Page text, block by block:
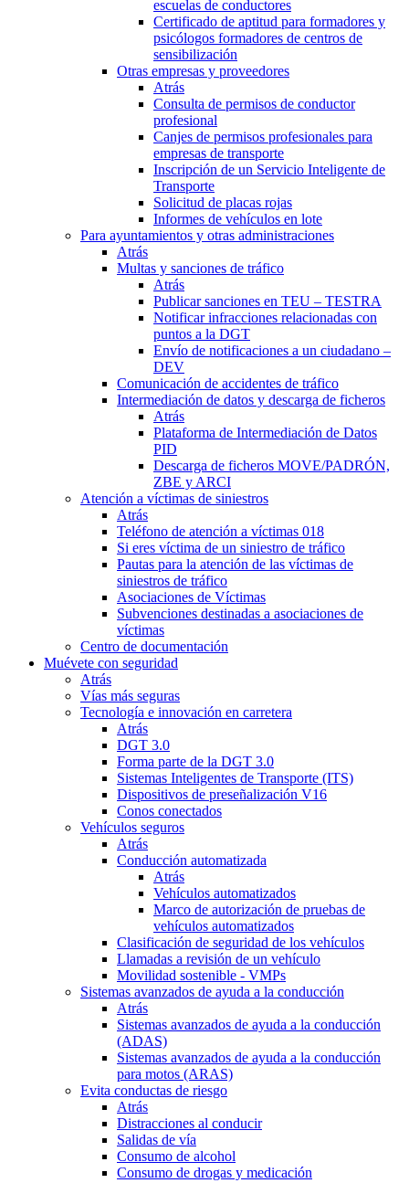
escuelas de conductores
Certificado de aptitud para formadores y
psicólogos formadores de centros de
sensibilización
Otras empresas y proveedores
Atrás
Consulta de permisos de conductor
profesional
Canjes de permisos profesionales para
empresas de transporte
Inscripción de un Servicio Inteligente de
Transporte
Solicitud de placas rojas
Informes de vehículos en lote
Para ayuntamientos y otras administraciones
Atrás
Multas y sanciones de tráfico
Atrás
Publicar sanciones en TEU – TESTRA
Notificar infracciones relacionadas con
puntos a la DGT
Envío de notificaciones a un ciudadano –
DEV
Comunicación de accidentes de tráfico
Intermediación de datos y descarga de ficheros
Atrás
Plataforma de Intermediación de Datos
PID
Descarga de ficheros MOVE/PADRÓN,
ZBE y ARCI
Atención a víctimas de siniestros
Atrás
Teléfono de atención a víctimas 018
Si eres víctima de un siniestro de tráfico
Pautas para la atención de las víctimas de
siniestros de tráfico
Asociaciones de Víctimas
Subvenciones destinadas a asociaciones de
víctimas
Centro de documentación
Muévete con seguridad
Atrás
Vías más seguras
Tecnología e innovación en carretera
Atrás
DGT 3.0
Forma parte de la DGT 3.0
Sistemas Inteligentes de Transporte (ITS)
Dispositivos de preseñalización V16
Conos conectados
Vehículos seguros
Atrás
Conducción automatizada
Atrás
Vehículos automatizados
Marco de autorización de pruebas de
vehículos automatizados
Clasificación de seguridad de los vehículos
Llamadas a revisión de un vehículo
Movilidad sostenible - VMPs
Sistemas avanzados de ayuda a la conducción
Atrás
Sistemas avanzados de ayuda a la conducción
(ADAS)
Sistemas avanzados de ayuda a la conducción
para motos (ARAS)
Evita conductas de riesgo
Atrás
Distracciones al conducir
Salidas de vía
Consumo de alcohol
Consumo de drogas y medicación